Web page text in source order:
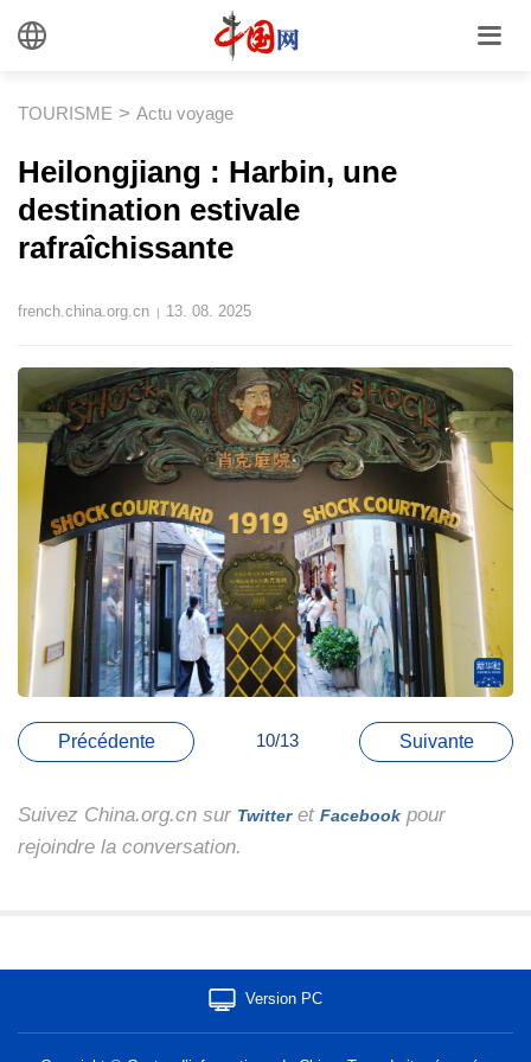
TOURISME > Actu voyage
Heilongjiang : Harbin, une
destination estivale
rafraîchissante
french.china.org.cn | 13. 08. 2025
Précédente 10/13 Suivante
Suivez China.org.cn sur Twitteret Facebook pour
rejoindre la conversation.
Version PC